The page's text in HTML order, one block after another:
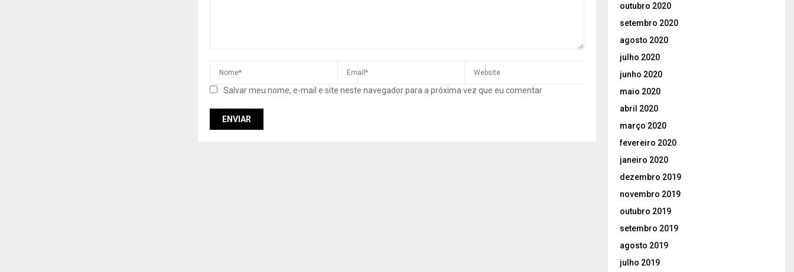
Salvar meu nome, e-mail e site neste navegador para a próxima vez que eu comentar
outubro 2020
setembro 2020
agosto 2020
julho 2020
junho 2020
maio 2020
abril 2020
março 2020
fevereiro 2020
janeiro 2020
dezembro 2019
novembro 2019
outubro 2019
setembro 2019
agosto 2019
julho 2019